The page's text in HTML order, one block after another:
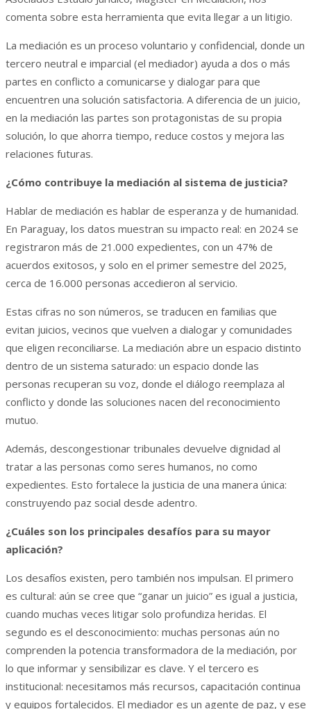
comenta sobre esta herramienta que evita llegar a un litigio.
La mediación es un proceso voluntario y confidencial, donde un
tercero neutral e imparcial (el mediador) ayuda a dos o más
partes en conflicto a comunicarse y dialogar para que
encuentren una solución satisfactoria. A diferencia de un juicio,
en la mediación las partes son protagonistas de su propia
solución, lo que ahorra tiempo, reduce costos y mejora las
relaciones futuras.
¿Cómo contribuye la mediación al sistema de justicia?
Hablar de mediación es hablar de esperanza y de humanidad.
En Paraguay, los datos muestran su impacto real: en 2024 se
registraron más de 21.000 expedientes, con un 47% de
acuerdos exitosos, y solo en el primer semestre del 2025,
cerca de 16.000 personas accedieron al servicio.
Estas cifras no son números, se traducen en familias que
evitan juicios, vecinos que vuelven a dialogar y comunidades
que eligen reconciliarse. La mediación abre un espacio distinto
dentro de un sistema saturado: un espacio donde las
personas recuperan su voz, donde el diálogo reemplaza al
conflicto y donde las soluciones nacen del reconocimiento
mutuo.
Además, descongestionar tribunales devuelve dignidad al
tratar a las personas como seres humanos, no como
expedientes. Esto fortalece la justicia de una manera única:
construyendo paz social desde adentro.
¿Cuáles son los principales desafíos para su mayor
aplicación?
Los desafíos existen, pero también nos impulsan. El primero
es cultural: aún se cree que “ganar un juicio” es igual a justicia,
cuando muchas veces litigar solo profundiza heridas. El
segundo es el desconocimiento: muchas personas aún no
comprenden la potencia transformadora de la mediación, por
lo que informar y sensibilizar es clave. Y el tercero es
institucional: necesitamos más recursos, capacitación continua
y equipos fortalecidos. El mediador es un agente de paz, y ese